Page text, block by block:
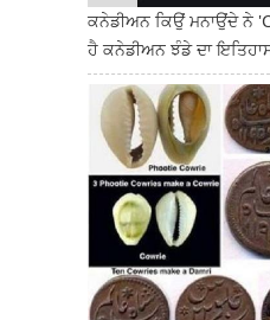
ਕਨੇਡੀਅਨ ਕਿਉਂ ਮਨਾਉਂਦੇ ਨੇ
ਹੈ ਕਨੇਡੀਅਨ ਝੰਡੇ ਦਾ